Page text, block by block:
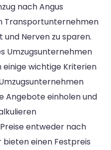
nach Angus
Transportunternehmen
und Nerven zu sparen.
Umzugsunternehmen
wichtige Kriterien
Angebote einholen und
entweder nach
bieten einen Festpreis